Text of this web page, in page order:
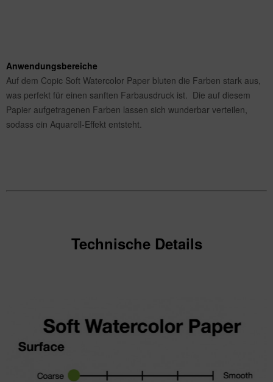
Anwendungsbereiche
Auf dem Copic Soft Watercolor Paper bluten die Farben stark aus,
was perfekt für einen sanften Farbausdruck ist. Die auf diesem
Papier aufgetragenen Farben lassen sich wunderbar verteilen,
sodass ein Aquarell-Effekt entsteht.
Technische Details